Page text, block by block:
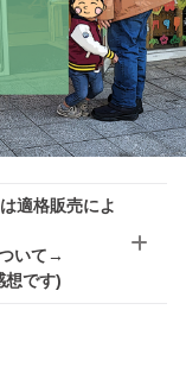
適格販売によ
いて→
想です)